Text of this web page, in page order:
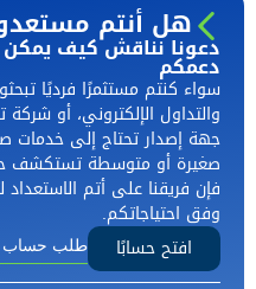
هل أنتم
دعونا نناقش كيف يمكن
دعمكم
سواء كنتم مستثمرًا فرديًا
والتداول الإلكتروني، أو شركة
جهة إصدار تحتاج إلى
صغيرة أو متوسطة تستكشف
فإن فريقنا على أتم
وفق احتياجاتكم.
افتح حسابًا
طلب حساب